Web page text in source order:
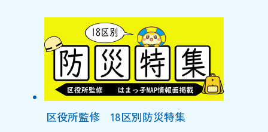
区役所監修 18区別防災特集